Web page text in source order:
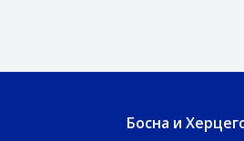
Босна и